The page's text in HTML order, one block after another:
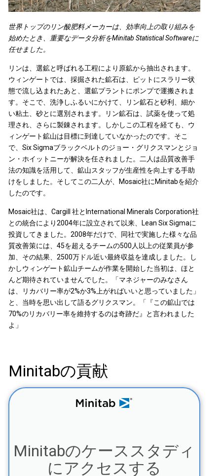
世界トップのリン酸肥料メーカーは、効率向上の取り組みを
始めたとき、重要なデータ分析をMinitab Statistical Softwareに
任せました。
リンは、選鉱と呼ばれる工程により原鉱から抽出されます。
ウィンゲートでは、採掘された鉱石は、ピットにスラリー状
態で流し込まれたあと、選鉱プラントにポンプで運搬されま
す。そこで、洗浄しふるいにかけて、リン鉱石と砂利、細か
い粘土、砂とに選別されます。リン鉱石は、試薬を使って処
理され、さらに製錬されます。しかしこの工程を経ても、ウ
ィンゲート鉱山は目標に到達していなかったのです。そこ
で、Six Sigmaブラックベルトのジョー・グリクスマンとジョ
ン・ホイットニーが解決を任されました。二人は品質改善手
法の知識を活用して、鉱山スタッフが生産性を向上する手助
けをしました。そしてこの二人が、Mosaic社にMinitabを紹介
したのです。
Mosaic社は、Cargill 社とInternational Minerals Corporation社
との統合により2004年に設立されて以来、Lean Six Sigmaに
投資してきました。2008年だけで、同社で実施した様々な品
質改善策には、45を超えるチームの500人以上の従業員が参
加、その結果、2500万ドル近い最終収益を達成しました。し
かしウィンゲート鉱山チームが作業を開始した当初は、ほと
んど期待されていませんでした。「マネジャーのみなさん
は、リカバリー率が2%か3%上がればいいと思っていました」
と、当時を思い出して語るグリクスマン。「『この鉱山では
70%のリカバリー率を維持するのは奇跡だ』と言われました
よ」
Minitabの貢献
Minitabのケーススタディ
にアクセスする